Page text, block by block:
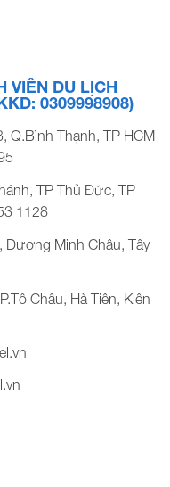
VIÊN DU LỊCH
0309998908)
Q.Bình Thạnh, TP HCM
TP Thủ Đức, TP
1128
Dương Minh Châu, Tây
Châu, Hà Tiên, Kiên